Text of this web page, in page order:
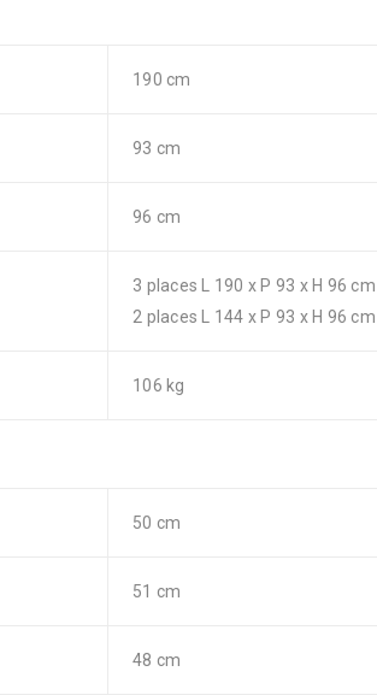
190 cm
93 cm
96 cm
3 places L 190 x P 93 x H 96 cm
2 places L 144 x P 93 x H 96 cm
106 kg
50 cm
51 cm
48 cm